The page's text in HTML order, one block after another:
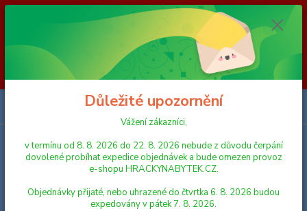
Vážení zákazníci, v termínu od 8. 8. 2026 do 23. 8. 2026 nebude z
důvodu čerpání dovolené probíhat expedice objednávek a bude omezen
provoz e-shopu HRACKYNABYTEK.CZ. Objednávky přijaté, nebo
uhrazené do čtvrtka 6. 8. 2026 budou expedovány v pátek 7. 8. 2026.
Objednávky přijaté, nebo uhrazené od pátku 7. 8. 2026 do neděle 23. 8.
2026 budou postupně expedovány od pondělí 24. 8. 2026. Děkujeme za
pochopení HRACKYNABYTEK.CZ
Menu
Hledat
Důležité upozornění
Vážení zákazníci,
v termínu od 8. 8. 2026 do 22. 8. 2026 nebude z důvodu čerpání
dovolené probíhat expedice objednávek a bude omezen provoz
e-shopu HRACKYNABYTEK.CZ.
Objednávky přijaté, nebo uhrazené do čtvrtka 6. 8. 2026 budou
expedovány v pátek 7. 8. 2026.